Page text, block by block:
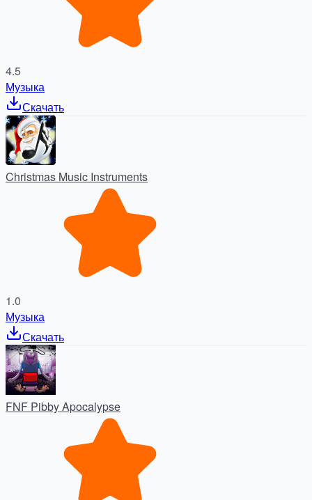
4.5
Музыка
Скачать
Christmas Music Instruments
1.0
Музыка
Скачать
FNF Pibby Apocalypse